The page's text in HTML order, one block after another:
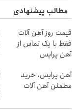
مطالب پیشنهادی
قیمت روز آهن آلات
فقط با یک تماس از
آهن پرایس
آهن پرایس، خرید
مطمئن آهن آلات